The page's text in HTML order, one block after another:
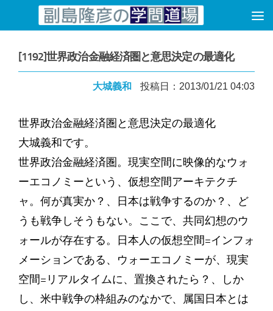
コンテンツへスキップ
[1192]世界政治金融経済圏と意思決定の最適化
大城義和 投稿日：2013/01/21 04:03
世界政治金融経済圏と意思決定の最適化
大城義和です。
世界政治金融経済圏。現実空間に映像的なウォ
ーエコノミーという、仮想空間アーキテクチ
ャ。何が真実か？、日本は戦争するのか？、ど
うも戦争しそうもない。ここで、共同幻想のウ
ォールが存在する。日本人の仮想空間=インフォ
メーションである、ウォーエコノミーが、現実
空間=リアルタイムに、置換されたら？、しか
し、米中戦争の枠組みのなかで、属国日本とは